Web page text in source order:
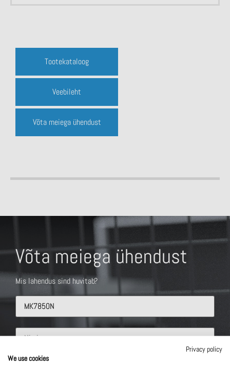
Tootekataloog
Veebileht
Võta meiega ühendust
Võta meiega ühendust
Mis lahendus sind huvitab?
Privacy policy
We use cookies